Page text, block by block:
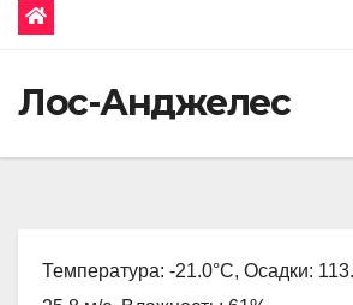
Лос-Анджелес
Температура: -21.0°C, Осадки: